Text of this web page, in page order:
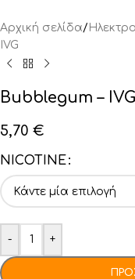
Αρχική σελίδα/
IVG
Bubblegum –
5,70 €
NICOTINE
- +